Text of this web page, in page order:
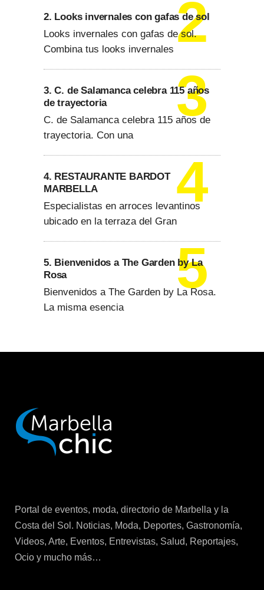
2. Looks invernales con gafas de sol
Looks invernales con gafas de sol.
Combina tus looks invernales
3. C. de Salamanca celebra 115 años
de trayectoria
C. de Salamanca celebra 115 años de
trayectoria. Con una
4. RESTAURANTE BARDOT
MARBELLA
Especialistas en arroces levantinos
ubicado en la terraza del Gran
5. Bienvenidos a The Garden by La
Rosa
Bienvenidos a The Garden by La Rosa.
La misma esencia
Portal de eventos, moda, directorio de Marbella y la
Costa del Sol. Noticias, Moda, Deportes, Gastronomía,
Videos, Arte, Eventos, Entrevistas, Salud, Reportajes,
Ocio y mucho más…